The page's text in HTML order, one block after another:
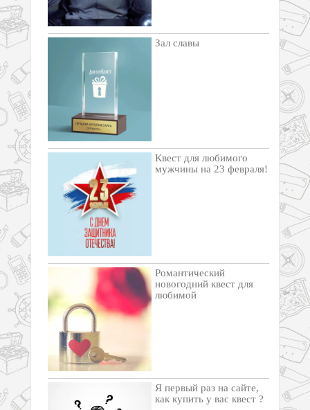
Зал славы
Квест для любимого
мужчины на 23 февраля!
Романтический
новогодний квест для
любимой
Я первый раз на сайте,
как купить у вас квест ?